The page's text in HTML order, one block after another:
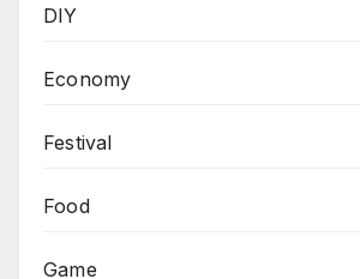
DIY
Economy
Festival
Food
Game